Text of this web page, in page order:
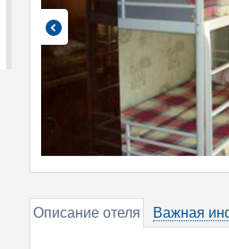
Описание отеля Важная